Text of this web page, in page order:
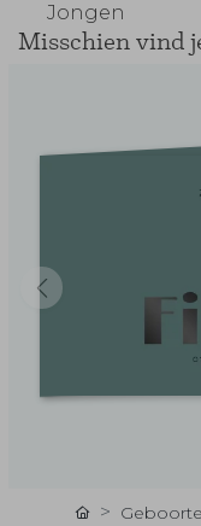
Jongen
Misschien vind